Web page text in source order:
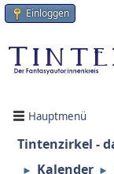
Einloggen
Hauptmenü
Tintenzirkel -
► Kalender ►